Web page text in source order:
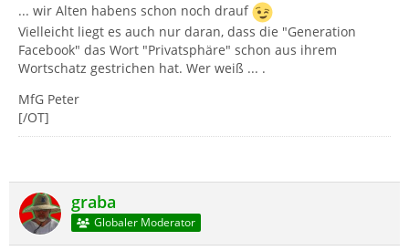
... wir Alten habens schon noch drauf
Vielleicht liegt es auch nur daran, dass die "Generation
Facebook" das Wort "Privatsphäre" schon aus ihrem
Wortschatz gestrichen hat. Wer weiß ... .
MfG Peter
[/OT]
graba
Globaler Moderator